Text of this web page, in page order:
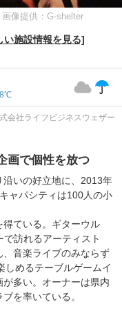
画像提供：G-shelter
施設情報を見る]
会社ライフビジネスウェザー
画で個性を放つ
いの好立地に、2013年
ャパシティは100人の小
ている。ギターウル
訪れるアーティスト
音楽ライブのみならず
しめるテーブルゲームイ
多い。オーナーは県内
を率いている。